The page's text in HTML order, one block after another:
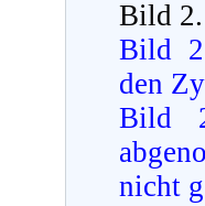
Bild
Bild
den
Bild
nicht